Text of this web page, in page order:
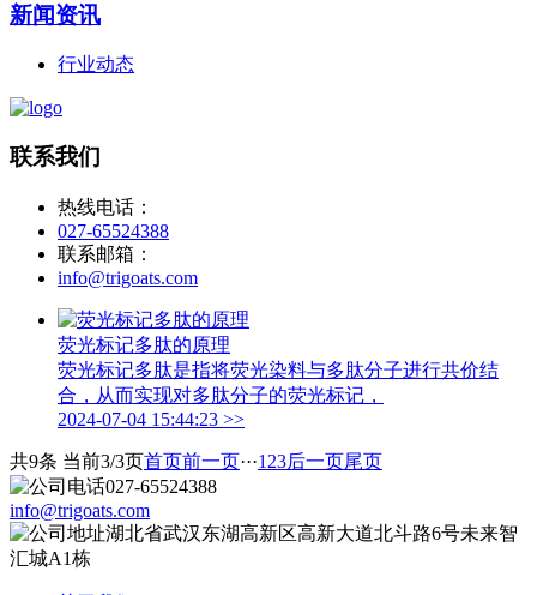
新闻资讯
行业动态
联系我们
热线电话：
027-65524388
联系邮箱：
info@trigoats.com
荧光标记多肽的原理
荧光标记多肽是指将荧光染料与多肽分子进行共价结
合，从而实现对多肽分子的荧光标记，
2024-07-04 15:44:23 >>
共9条 当前3/3页首页前一页···1 23后一页尾页
027-65524388
info@trigoats.com
湖北省武汉东湖高新区高新大道北斗路6号未来智
汇城A1栋